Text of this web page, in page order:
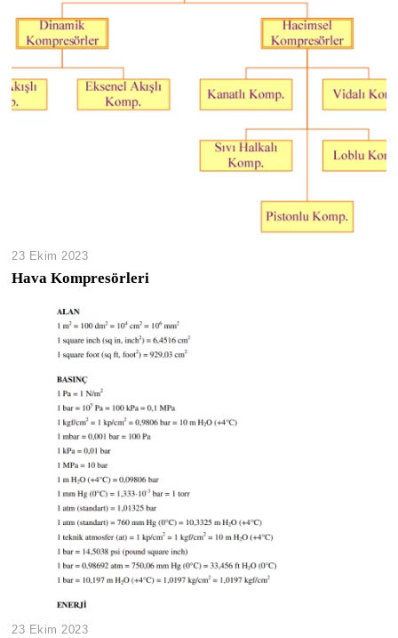
23 Ekim 2023
Hava Kompresörleri
23 Ekim 2023